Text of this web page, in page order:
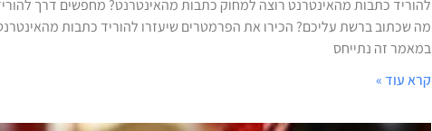
להוריד כתבות מהאינטרנט רוצה למחוק כתבות מהאינטרנט? מחפשים דרך
מה שכתוב ברשת עליכם? הכירו את הפרמטרים שיעזרו להוריד כתבות
במאמר זה נתייחס
קרא עוד »